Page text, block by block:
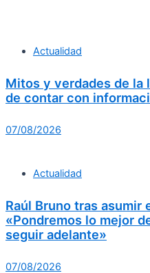
Actualidad
Mitos y verdades de la
de contar con
07/08/2026
Actualidad
Raúl Bruno tras asumir
«Pondremos lo mejor
seguir adelante»
07/08/2026